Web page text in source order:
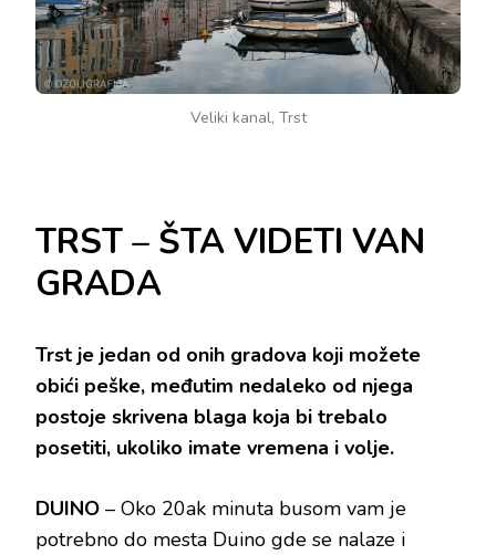
Veliki kanal, Trst
TRST – ŠTA VIDETI VAN
GRADA
Trst je jedan od onih gradova koji možete
obići peške, međutim nedaleko od njega
postoje skrivena blaga koja bi trebalo
posetiti, ukoliko imate vremena i volje.
DUINO – Oko 20ak minuta busom vam je
potrebno do mesta Duino gde se nalaze i